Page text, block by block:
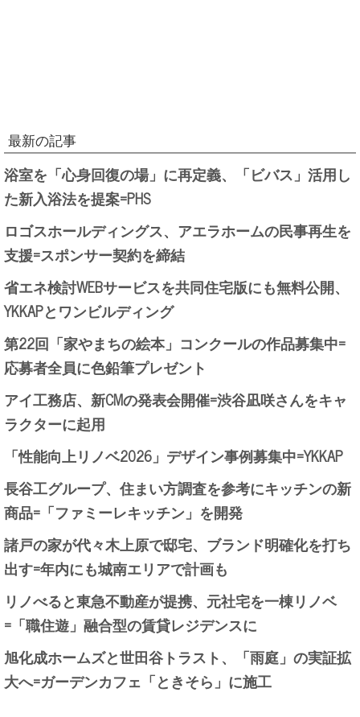
最新の記事
浴室を「心身回復の場」に再定義、「ビバス」活用し
た新入浴法を提案=PHS
ロゴスホールディングス、アエラホームの民事再生を
支援=スポンサー契約を締結
省エネ検討WEBサービスを共同住宅版にも無料公開、
YKKAPとワンビルディング
第22回「家やまちの絵本」コンクールの作品募集中=
応募者全員に色鉛筆プレゼント
アイ工務店、新CMの発表会開催=渋谷凪咲さんをキャ
ラクターに起用
「性能向上リノベ2026」デザイン事例募集中=YKKAP
長谷工グループ、住まい方調査を参考にキッチンの新
商品=「ファミーレキッチン」を開発
諸戸の家が代々木上原で邸宅、ブランド明確化を打ち
出す=年内にも城南エリアで計画も
リノべると東急不動産が提携、元社宅を一棟リノベ
=「職住遊」融合型の賃貸レジデンスに
旭化成ホームズと世田谷トラスト、「雨庭」の実証拡
大へ=ガーデンカフェ「ときそら」に施工